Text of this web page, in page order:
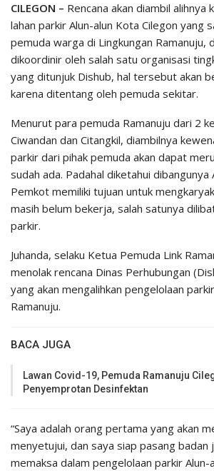
CILEGON – Rencana akan diambil alihnya
lahan parkir Alun-alun Kota Cilegon yang
pemuda warga di Lingkungan Ramanuju,
dikoordinir oleh salah satu organisasi
yang ditunjuk Dishub, hal tersebut akan
karena ditentang oleh pemuda sekitar.
Menurut para pemuda Ramanuju dari 2
Ciwandan dan Citangkil, diambilnya
parkir dari pihak pemuda akan dapat
sudah ada. Padahal diketahui dibangunya
Pemkot memiliki tujuan untuk
masih belum bekerja, salah satunya
parkir.
Juhanda, selaku Ketua Pemuda Link
menolak rencana Dinas Perhubungan
yang akan mengalihkan pengelolaan
Ramanuju.
BACA JUGA
Lawan Covid-19, Pemuda Ramanuju
Penyemprotan Desinfektan
“Saya adalah orang pertama yang akan
menyetujui, dan saya siap pasang badan
memaksa dalam pengelolaan parkir Alun-